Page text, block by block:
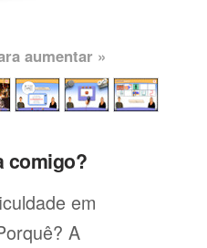
aumentar »
comigo?
em
A